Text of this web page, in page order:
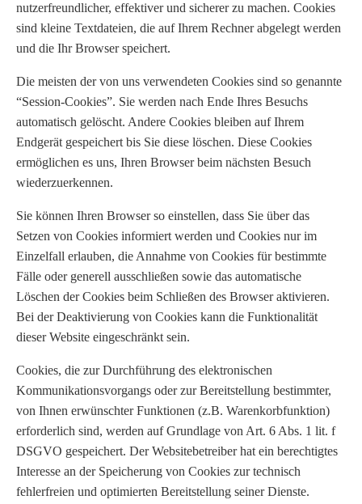
nutzerfreundlicher, effektiver und sicherer zu machen. Cookies
sind kleine Textdateien, die auf Ihrem Rechner abgelegt werden
und die Ihr Browser speichert.
Die meisten der von uns verwendeten Cookies sind so genannte
“Session-Cookies”. Sie werden nach Ende Ihres Besuchs
automatisch gelöscht. Andere Cookies bleiben auf Ihrem
Endgerät gespeichert bis Sie diese löschen. Diese Cookies
ermöglichen es uns, Ihren Browser beim nächsten Besuch
wiederzuerkennen.
Sie können Ihren Browser so einstellen, dass Sie über das
Setzen von Cookies informiert werden und Cookies nur im
Einzelfall erlauben, die Annahme von Cookies für bestimmte
Fälle oder generell ausschließen sowie das automatische
Löschen der Cookies beim Schließen des Browser aktivieren.
Bei der Deaktivierung von Cookies kann die Funktionalität
dieser Website eingeschränkt sein.
Cookies, die zur Durchführung des elektronischen
Kommunikationsvorgangs oder zur Bereitstellung bestimmter,
von Ihnen erwünschter Funktionen (z.B. Warenkorbfunktion)
erforderlich sind, werden auf Grundlage von Art. 6 Abs. 1 lit. f
DSGVO gespeichert. Der Websitebetreiber hat ein berechtigtes
Interesse an der Speicherung von Cookies zur technisch
fehlerfreien und optimierten Bereitstellung seiner Dienste.